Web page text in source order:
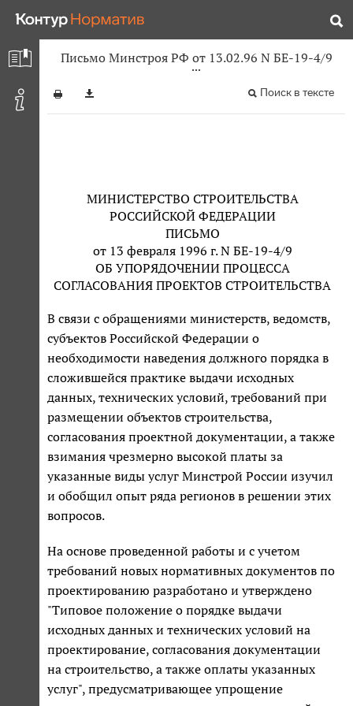
Письмо Минстроя РФ от 13.02.96 N БЕ-19-4/9
Поиск в тексте
МИНИСТЕРСТВО СТРОИТЕЛЬСТВА
РОССИЙСКОЙ ФЕДЕРАЦИИ
ПИСЬМО
от 13 февраля 1996 г. N БЕ-19-4/9
ОБ УПОРЯДОЧЕНИИ ПРОЦЕССА
СОГЛАСОВАНИЯ ПРОЕКТОВ СТРОИТЕЛЬСТВА
В связи с обращениями министерств, ведомств,
субъектов Российской Федерации о
необходимости наведения должного порядка в
сложившейся практике выдачи исходных
данных, технических условий, требований при
размещении объектов строительства,
согласования проектной документации, а также
взимания чрезмерно высокой платы за
указанные виды услуг Минстрой России изучил
и обобщил опыт ряда регионов в решении этих
вопросов.
На основе проведенной работы и с учетом
требований новых нормативных документов по
проектированию разработано и утверждено
"Типовое положение о порядке выдачи
исходных данных и технических условий на
проектирование, согласования документации
на строительство, а также оплаты указанных
услуг", предусматривающее упрощение